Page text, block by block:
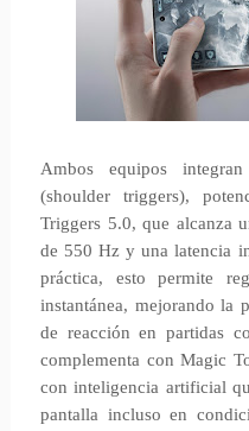
Ambos equipos
(shoulder triggers),
Triggers 5.0, que alcanza
de 550 Hz y una latencia
práctica, esto permite
instantánea, mejorando la
de reacción en partidas
complementa con Magic
con inteligencia artificial
pantalla incluso en